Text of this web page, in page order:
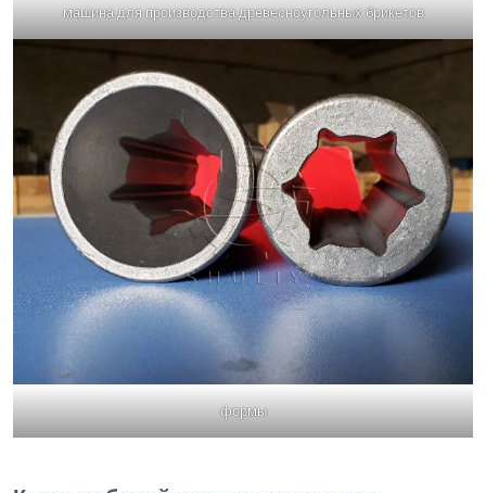
машина для производства древесноугольных брикетов
формы